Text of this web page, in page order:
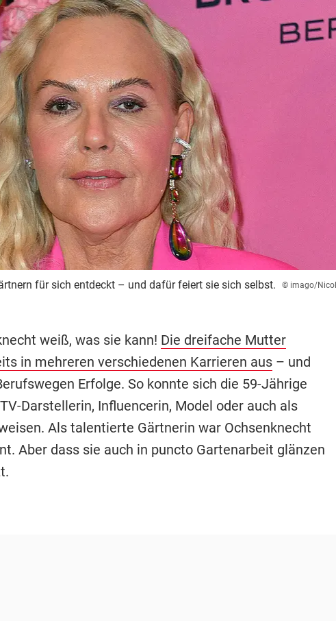
für sich entdeckt – und dafür feiert sie sich selbst. © imago/
weiß, was sie kann! Die dreifache Mutter
in mehreren verschiedenen Karrieren aus– und
Erfolge. So konnte sich die 59-Jährige
Darstellerin, Influencerin, Model oder auch als
Als talentierte Gärtnerin war Ochsenknecht
Aber dass sie auch in puncto Gartenarbeit glänzen